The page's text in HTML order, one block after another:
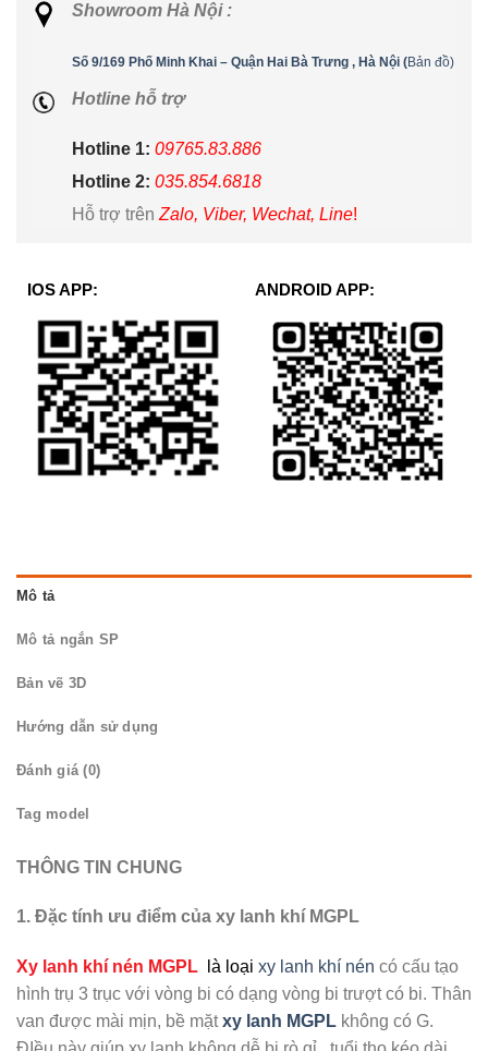
Showroom Hà Nội :
Số 9/169 Phố Minh Khai – Quận Hai Bà Trưng , Hà Nội (Bản đồ)
Hotline hỗ trợ
Hotline 1: 09765.83.886
Hotline 2: 035.854.6818
Hỗ trợ trên Zalo, Viber, Wechat, Line!
IOS APP: ANDROID APP:
Mô tả
Mô tả ngắn SP
Bản vẽ 3D
Hướng dẫn sử dụng
Đánh giá (0)
Tag model
THÔNG TIN CHUNG
1. Đặc tính ưu điểm của xy lanh khí MGPL
Xy lanh khí nén MGPL là loại xy lanh khí nén có cấu tạo
hình trụ 3 trục với vòng bi có dạng vòng bi trượt có bi. Thân
van được mài mịn, bề mặtxy lanh MGPL không có G.